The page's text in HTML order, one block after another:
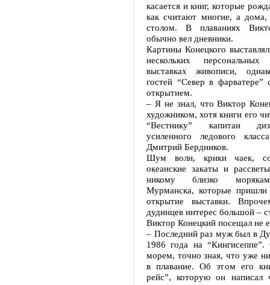
касается и книг, которые
как считают многие, а
столом. В плаваниях
обычно вел дневники.
Картины Конецкого
нескольких
выставках живописи,
гостей “Север в фарватере”
открытием.
– Я не знал, что Виктор
художником, хотя книги его
“Вестнику” капитан
усиленного ледового
Дмитрий Бердников.
Шум волн, крики чаек,
океанские закаты и
никому близко
Мурманска, которые
открытие выставки.
дудинцев интерес большой –
Виктор Конецкий посещал не
– Последний раз муж был в
1986 года на
морем, точно зная, что уже
в плавание. Об этом его
рейс”, которую он написал